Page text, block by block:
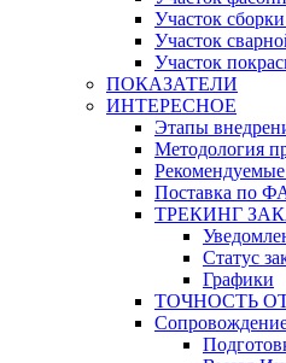
Участок
Участок
Участок
ПОКАЗАТЕЛИ
ИНТЕРЕСНОЕ
Этапы
Методология
Поставка по
ТРЕКИНГ
Статус
Графики
ТОЧНОСТЬ